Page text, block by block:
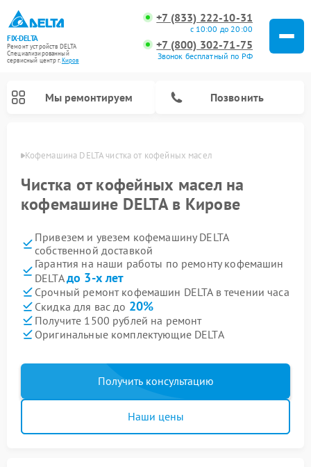
FIX-DELTA
Ремонт устройств DELTA
Специализированный
cервисный центр г.Киров
+7 (833) 222-10-31
с 10:00 до 20:00
+7 (800) 302-71-75
Звонок бесплатный по РФ
Мы ремонтируем Позвонить
Кофемашина DELTA чистка от кофейных масел
Чистка от кофейных масел на
кофемашине DELTA в Кирове
Привезем и увезем кофемашину DELTA
собственной доставкой
Гарантия на наши работы по ремонту кофемашин
DELTAдо 3-х лет
Срочный ремонт кофемашин DELTA в течении часа
Скидка для вас до 20%
Получите 1500 рублей на ремонт
Оригинальные комплектующие DELTA
Получить консультацию
Наши цены